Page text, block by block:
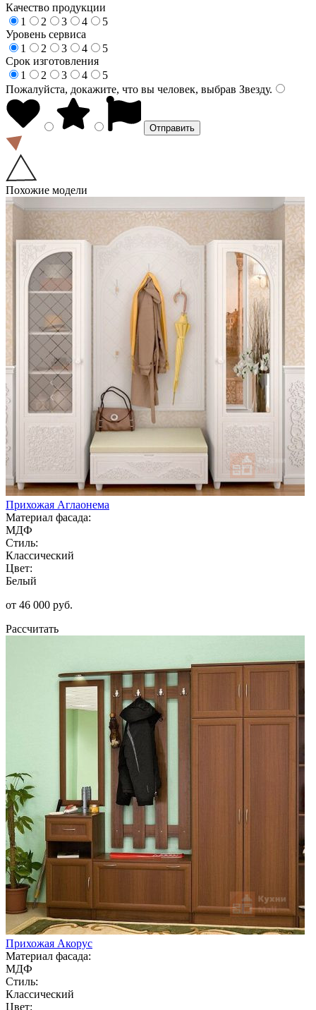
Качество продукции
1
2 3 4
5
Уровень сервиса
1
2 3 4
5
Срок изготовления
1
2 3 4
5
Пожалуйста, докажите, что вы человек, выбрав Звезду.
Похожие модели
Прихожая Аглаонема
Материал фасада:
МДФ
Стиль:
Классический
Цвет:
Белый
от 46 000 руб.
Рассчитать
Прихожая Акорус
Материал фасада:
МДФ
Стиль:
Классический
Цвет: